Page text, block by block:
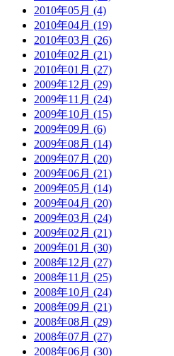
2010年05月 (4)
2010年04月 (19)
2010年03月 (26)
2010年02月 (21)
2010年01月 (27)
2009年12月 (29)
2009年11月 (24)
2009年10月 (15)
2009年09月 (6)
2009年08月 (14)
2009年07月 (20)
2009年06月 (21)
2009年05月 (14)
2009年04月 (20)
2009年03月 (24)
2009年02月 (21)
2009年01月 (30)
2008年12月 (27)
2008年11月 (25)
2008年10月 (24)
2008年09月 (21)
2008年08月 (29)
2008年07月 (27)
2008年06月 (30)